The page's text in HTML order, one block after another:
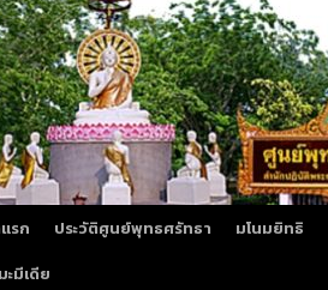
รก ประวัติศูนย์พุทธศรัทธา มโนมยิทธิ
ะมีเดีย